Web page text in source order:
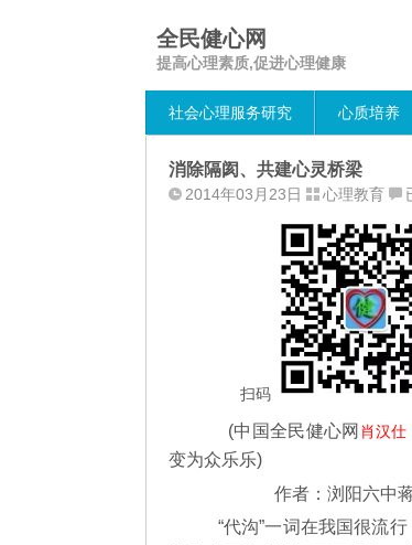
全民健心网
提高心理素质,促进心理健康
社会心理服务研究 心质培养
消除隔阂、共建心灵桥梁
2014年03月23日 心理教育
扫码
(中国全民健心网 肖汉仕
变为众乐乐)
作者：浏阳六中蒋
“代沟”一词在我国很流